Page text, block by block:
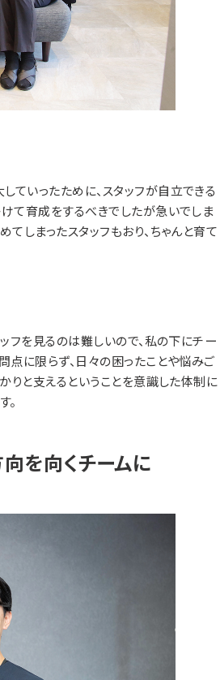
いったために、スタッフが自立できる
て育成をするべきでしたが急いでしま
しまったスタッフもおり、ちゃんと育て
フを見るのは難しいので、私の下にチー
点に限らず、日々の困ったことや悩みご
りと支えるということを意識した体制に
。
を向くチームに